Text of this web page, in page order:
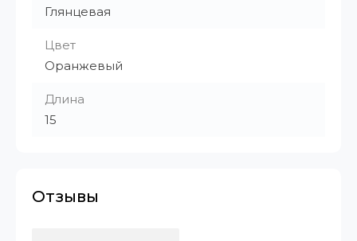
Глянцевая
Цвет
Оранжевый
Длина
15
Отзывы